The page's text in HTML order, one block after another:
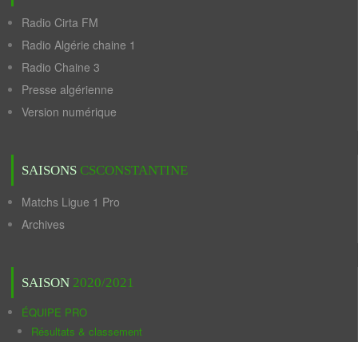
Radio Cirta FM
Radio Algérie chaine 1
Radio Chaine 3
Presse algérienne
Version numérique
SAISONS CSCONSTANTINE
Matchs Ligue 1 Pro
Archives
SAISON 2020/2021
ÉQUIPE PRO
Résultats & classement